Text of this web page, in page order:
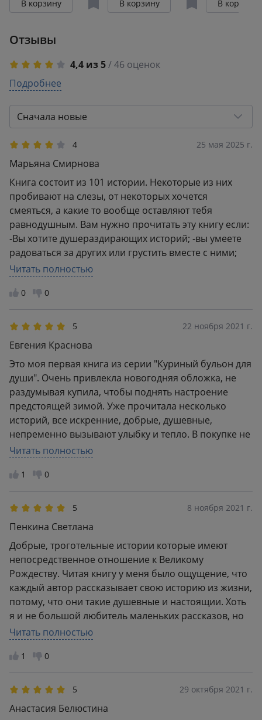
В корзину
обнаружить, что
В корзину В корзину
Отзывы
4,4 из 5/ 46 оценок
5
2
0
1
Подробнее
Сначала новые
4 25 мая 2025 г.
Марьяна Смирнова
Книга состоит из 101 истории. Некоторые из них
пробивают на слезы, от некоторых хочется
смеяться, а какие то вообще оставляют тебя
равнодушным. Вам нужно прочитать эту книгу если:
-Вы хотите душераздирающих историй; -вы умеете
радоваться за других или грустить вместе с ними;
-вам хочется ощутить тепло от чудес которые
случаются с реальными людьми в канун праздников
. НО ! если честно для меня первые страниц 50 были
можно сказать «мучением» поэтому для сильно
впечатлительных и сентиментальных, как я советую
поймать Новогоднее настроение у Вас определенно
получится, так как из 101 истории Вы точно найдете
ту, которая попадет прямо к Вам в сердце!!!
Читать полностью
0 0
5 22 ноября 2021 г.
Евгения Краснова
Это моя первая книга из серии "Куриный бульон для
души". Очень привлекла новогодняя обложка, не
раздумывая купила, чтобы поднять настроение
предстоящей зимой. Уже прочитала несколько
историй, все искренние, добрые, душевные,
непременно вызывают улыбку и тепло. В покупке не
разочаровалась. Обложка мягкая, зато книга лёгкая,
не смотря на толщину. Также отмечу, что упор в
историях именно на Рождество, а не на Новый год,
вдруг для кого-то это важно. Ещё понравилось, что
можно взять книгу, открыть на любой странице и
чтобы поднять настроение. Как подарок себе или
близким на праздники - рекомендую!
Читать полностью
1 0
5 8 ноября 2021 г.
Пенкина Светлана
Добрые, троготельные истории которые имеют
непосредственное отношение к Великому
Рождеству. Читая книгу у меня было ощущение, что
каждый автор рассказывает свою историю из жизни,
потому, что они такие душевные и настоящии. Хоть
я и не большой любитель маленьких рассказов, но
книга мне понравилась. В ней есть душа.
Читать полностью
1 0
5 29 октября 2021 г.
Анастасия Белюстина